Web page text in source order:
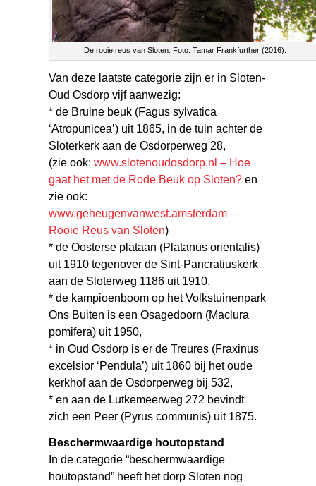
De rooie reus van Sloten. Foto: Tamar Frankfurther (2016).
Van deze laatste categorie zijn er in Sloten-
Oud Osdorp vijf aanwezig:
* de Bruine beuk (Fagus sylvatica
‘Atropunicea’) uit 1865, in de tuin achter de
Sloterkerk aan de Osdorperweg 28,
(zie ook:www.slotenoudosdorp.nl – Hoe
gaat het met de Rode Beuk op Sloten? en
zie ook:
www.geheugenvanwest.amsterdam –
Rooie Reus van Sloten)
* de Oosterse plataan (Platanus orientalis)
uit 1910 tegenover de Sint-Pancratiuskerk
aan de Sloterweg 1186 uit 1910,
* de kampioenboom op het Volkstuinenpark
Ons Buiten is een Osagedoorn (Maclura
pomifera) uit 1950,
* in Oud Osdorp is er de Treures (Fraxinus
excelsior ‘Pendula’) uit 1860 bij het oude
kerkhof aan de Osdorperweg bij 532,
* en aan de Lutkemeerweg 272 bevindt
zich een Peer (Pyrus communis) uit 1875.
Beschermwaardige houtopstand
In de categorie “beschermwaardige
houtopstand” heeft het dorp Sloten nog